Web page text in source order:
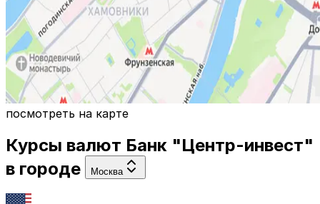
посмотреть на карте
Курсы валют Банк "Центр-инвест"
в городе
Москва